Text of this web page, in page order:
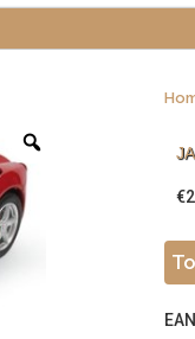
€